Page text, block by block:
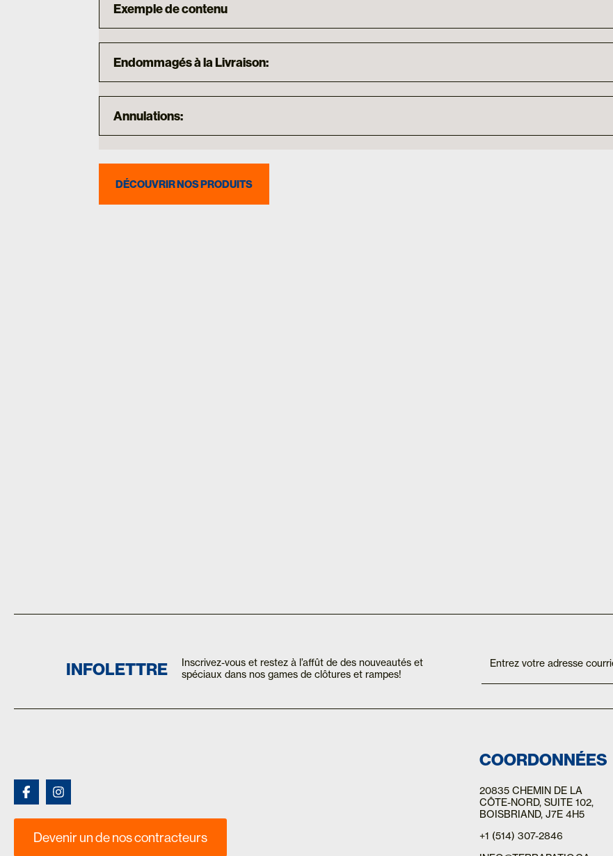
Exemple de contenu
Endommagés à la Livraison:
Annulations:
DÉCOUVRIR NOS PRODUITS
INFOLETTRE
Inscrivez-vous et restez à l’affût de des nouveautés et
spéciaux dans nos games de clôtures et rampes!
Mailchimp
FR
are
human,
this
blank.
Devenir un de nos contracteurs
COORDONNÉES
20835 CHEMIN DE LA
CÔTE-NORD, SUITE 102,
BOISBRIAND, J7E 4H5
+1 (514) 307-2846